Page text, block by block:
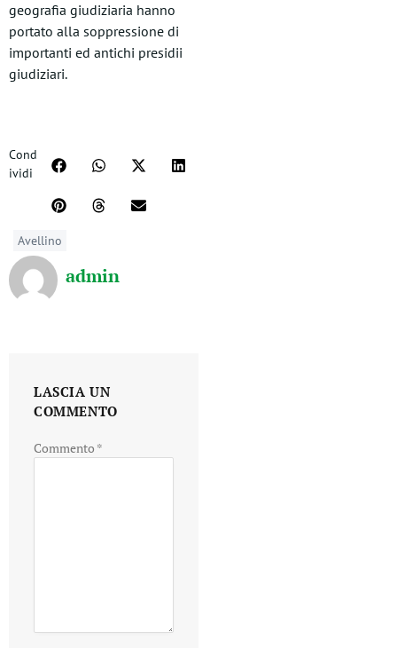
geografia giudiziaria hanno
portato alla soppressione di
importanti ed antichi presidii
giudiziari.
Cond
ividi
Avellino
admin
LASCIA UN
COMMENTO
Commento *